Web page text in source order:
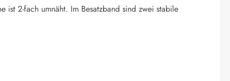
ist 2-fach umnäht. Im Besatzband sind zwei stabile